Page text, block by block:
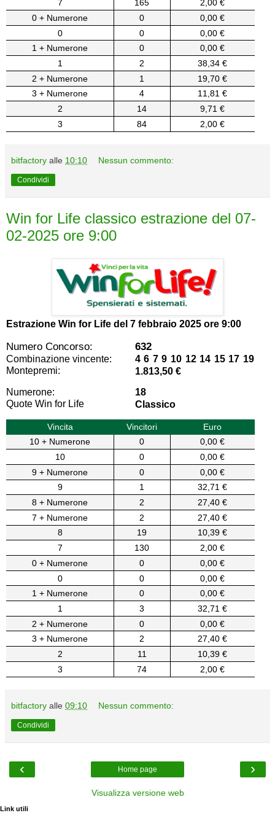
7
165
2,00 €
0 + Numerone
0
0,00 €
0
0
0,00 €
1 + Numerone
0
0,00 €
1
2
38,34 €
2 + Numerone
1
19,70 €
3 + Numerone
4
11,81 €
2
14
9,71 €
3
84 2,00 €
bitfactory alle 10:10 Nessun commento:
Condividi
Win for Life classico estrazione del 07-
02-2025 ore 9:00
Estrazione Win for Life del 7 febbraio 2025 ore 9:00
Numero Concorso: 632
Combinazione vincente:
4 6 7 9 10 12 14 15 17 19
Montepremi:
1.813,50 €
Numerone:
18
Quote Win for Life
Classico
Vincita Vincitori
Euro
10 + Numerone
0
0,00 €
10
0
0,00 €
9 + Numerone
0
0,00 €
9
1
32,71 €
8 + Numerone
2
27,40 €
7 + Numerone
2
27,40 €
8
19
10,39 €
7
130
2,00 €
0 + Numerone
0
0,00 €
0
0
0,00 €
1 + Numerone
0
0,00 €
1
3
32,71 €
2 + Numerone
0
0,00 €
3 + Numerone
2
27,40 €
2
11
10,39 €
3
74 2,00 €
bitfactory alle 09:10 Nessun commento:
Condividi
‹ ›
Home page
Visualizza versione web
Link utili